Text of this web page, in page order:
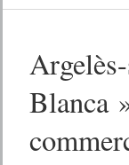
Blanca